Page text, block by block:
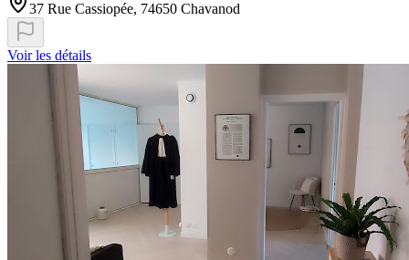
37 Rue Cassiopée, 74650 Chavanod
Voir les détails